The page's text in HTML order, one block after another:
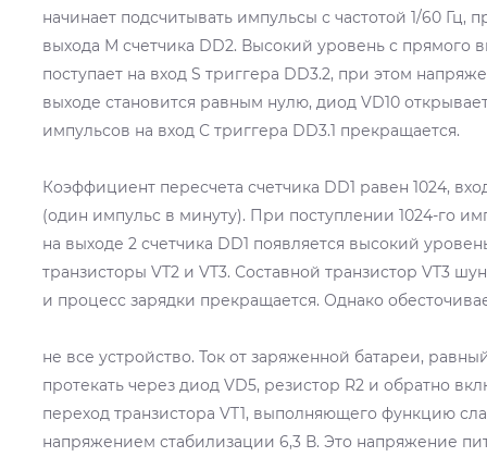
начинает подсчитывать импульсы с частотой 1/60 Гц,
выхода М счетчика DD2. Высокий уровень с прямого
поступает на вход S триггера DD3.2, при этом
выходе становится равным нулю, диод VD10
импульсов на вход С триггера DD3.1 прекращается.
Коэффициент пересчета счетчика DD1 равен 1024,
(один импульс в минуту). При поступлении 1024-го
на выходе 2 счетчика DD1 появляется высокий
транзисторы VT2 и VT3. Составной транзистор VT3
и процесс зарядки прекращается. Однако
не все устройство. Ток от заряженной батареи,
протекать через диод VD5, резистор R2 и обратно
переход транзистора VT1, выполняющего функцию
напряжением стабилизации 6,3 В. Это напряжение